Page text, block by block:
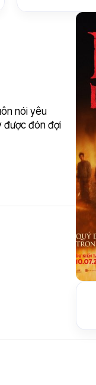
nói yêu
được đón đợi